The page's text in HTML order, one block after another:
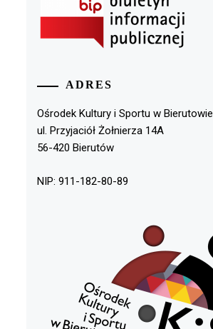
ADRES
Ośrodek Kultury i Sportu w Bierutowie
ul. Przyjaciół Żołnierza 14A
56-420 Bierutów
NIP: 911-182-80-89